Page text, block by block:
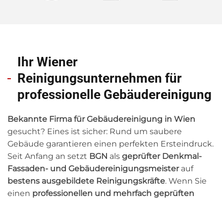
Ihr Wiener
Reinigungsunternehmen für
professionelle Gebäudereinigung
Bekannte Firma für Gebäudereinigung in Wien
gesucht? Eines ist sicher: Rund um saubere
Gebäude garantieren einen perfekten Ersteindruck.
Seit Anfang an setzt BGN als geprüfter Denkmal-
Fassaden- und Gebäudereinigungsmeisterauf
bestens ausgebildete Reinigungskräfte. Wenn Sie
einen professionellen und mehrfach geprüften